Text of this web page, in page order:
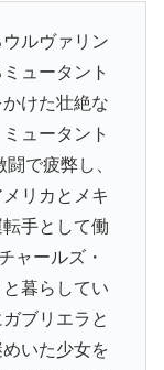
ルヴァリン
ュータント
けた壮絶な
ュータント
で疲弊し、
リカとメキ
手として働
ャールズ・
暮らしてい
ブリエラと
いた少女を